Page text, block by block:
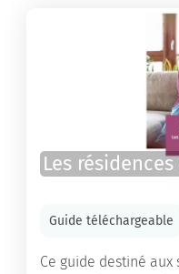
Les
Guide téléchargeable
Ce guide destiné